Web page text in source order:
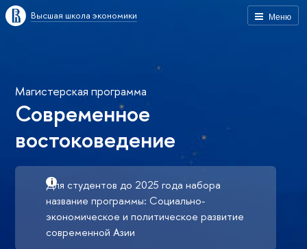
Меню
Высшая школа экономики
Магистерская программа
Современное
востоковедение
Для студентов до 2025 года набора
название программы: Социально-
экономическое и политическое развитие
современной Азии